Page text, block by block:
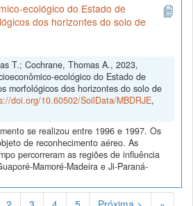
ecológico do Estado de
dos horizontes do solo de
T.; Cochrane, Thomas A., 2023,
ecológico do Estado de
morfológicos dos horizontes do solo de
doi.org/10.60502/SoilData/MBDRJE,
se realizou entre 1996 e 1997. Os
de reconhecimento aéreo. As
percorreram as regiões de influência
Mamoré-Madeira e Ji-Paraná-